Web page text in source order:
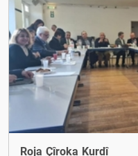
Roja Çîroka Kurdî